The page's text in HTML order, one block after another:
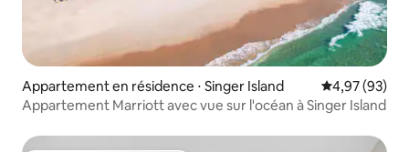
Appartement en résidence ⋅ Singer Island Évaluation
4,97 (93)
Appartement Marriott avec vue sur l'océan à Singer Island